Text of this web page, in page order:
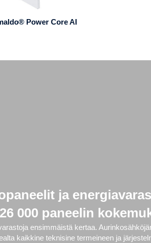
Power Core AI
ja
000 paneelin
ensimmäistä kertaa.
kaikkine teknisine termeineen ja